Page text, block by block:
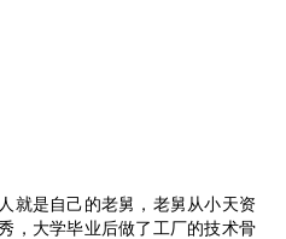
是自己的老舅，老舅从小天资
，大学毕业后做了工厂的技术骨